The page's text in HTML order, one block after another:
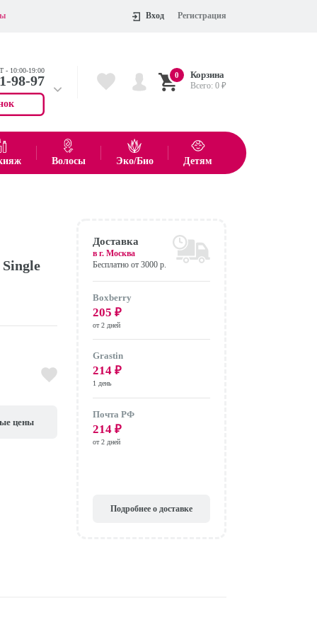
Вход Регистрация
- 10:00-19:00
98-97
55-75
0 Корзина
Всего:0 ₽
показать все товары
Волосы Эко/Био Детям
цены
Доставка
в г.Москва
Бесплатно от 3000 р.
Boxberry
205 ₽
от 2 дней
Grastin
214 ₽
1 день
Почта РФ
214 ₽
от 2 дней
Подробнее о доставке